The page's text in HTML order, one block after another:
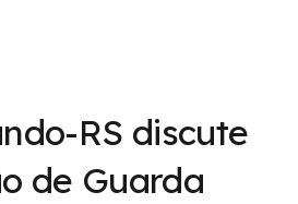
RS discute
de Guarda